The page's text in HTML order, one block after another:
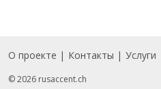
Footer
О проекте Контакты Услуги
© 2026 rusaccent.ch